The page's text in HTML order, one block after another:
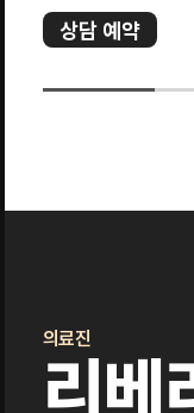
상담 예약
의료진
리베